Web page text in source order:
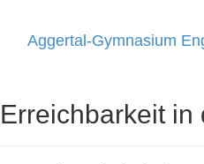
Aggertal-Gymnasium
Erreichbarkeit in